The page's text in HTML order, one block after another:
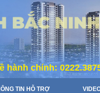
hành chính:
TIN HỖ TRỢ